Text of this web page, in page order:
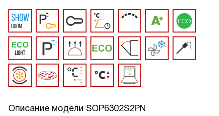
Описание модели SOP6302S2PN